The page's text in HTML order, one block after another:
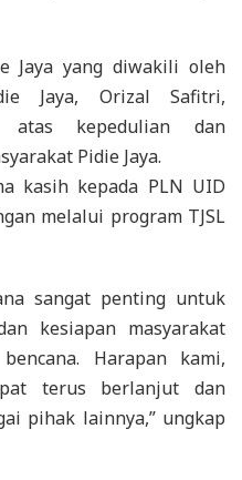
Jaya yang diwakili oleh
Jaya, Orizal Safitri,
atas kepedulian dan
Pidie Jaya.
kasih kepada PLN UID
melalui program TJSL
sangat penting untuk
kesiapan masyarakat
Harapan kami,
terus berlanjut dan
pihak lainnya,” ungkap